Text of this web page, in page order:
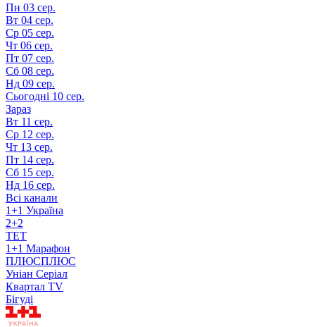
Пн 03 сер.
Вт 04 сер.
Ср 05 сер.
Чт 06 сер.
Пт 07 сер.
Сб 08 сер.
Нд 09 сер.
Сьогодні 10 сер.
Зараз
Вт 11 сер.
Ср 12 сер.
Чт 13 сер.
Пт 14 сер.
Сб 15 сер.
Нд 16 сер.
Всі канали
1+1 Україна
2+2
TET
1+1 Марафон
ПЛЮСПЛЮС
Уніан Серіал
Квартал TV
Бігуді